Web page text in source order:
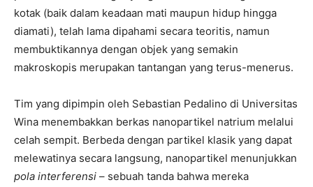
kotak (baik dalam keadaan mati maupun hidup hingga
diamati), telah lama dipahami secara teoritis, namun
membuktikannya dengan objek yang semakin
makroskopis merupakan tantangan yang terus-menerus.
Tim yang dipimpin oleh Sebastian Pedalino di Universitas
Wina menembakkan berkas nanopartikel natrium melalui
celah sempit. Berbeda dengan partikel klasik yang dapat
melewatinya secara langsung, nanopartikel menunjukkan
pola interferensi – sebuah tanda bahwa mereka